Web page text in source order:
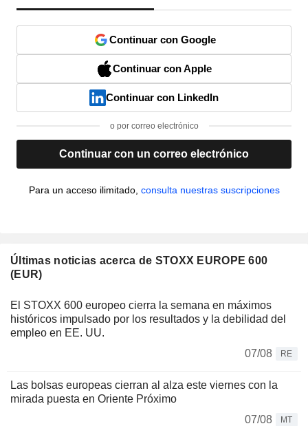
Continuar con Google
Continuar con Apple
Continuar con LinkedIn
o por correo electrónico
Continuar con un correo electrónico
Para un acceso ilimitado, consulta nuestras suscripciones
Últimas noticias acerca de STOXX EUROPE 600
(EUR)
El STOXX 600 europeo cierra la semana en máximos
históricos impulsado por los resultados y la debilidad del
empleo en EE. UU.
07/08
RE
Las bolsas europeas cierran al alza este viernes con la
mirada puesta en Oriente Próximo
07/08
MT